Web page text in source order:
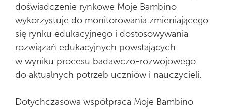
doświadczenie rynkowe Moje Bambino
wykorzystuje do monitorowania zmieniającego
się rynku edukacyjnego i dostosowywania
rozwiązań edukacyjnych powstających
w wyniku procesu badawczo-rozwojowego
do aktualnych potrzeb uczniów i nauczycieli.
Dotychczasowa współpraca Moje Bambino